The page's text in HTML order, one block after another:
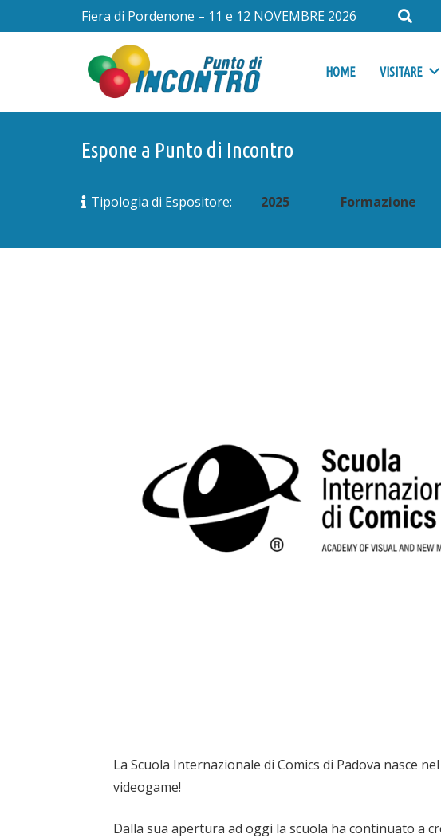
Fiera di Pordenone – 11 e 12 NOVEMBRE 2026
HOME VISITARE
Espone a Punto di Incontro
Tipologia di Espositore: 2025 Formazione
La Scuola Internazionale di Comics di Padova nasce
videogame!
Dalla sua apertura ad oggi la scuola ha continuato a